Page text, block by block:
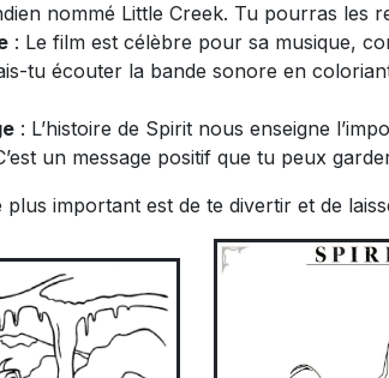
nommé Little Creek. Tu pourras les
: Le film est célèbre pour sa musique,
tu écouter la bande sonore en
: L’histoire de Spirit nous enseigne
un message positif que tu peux
plus important est de te divertir et de